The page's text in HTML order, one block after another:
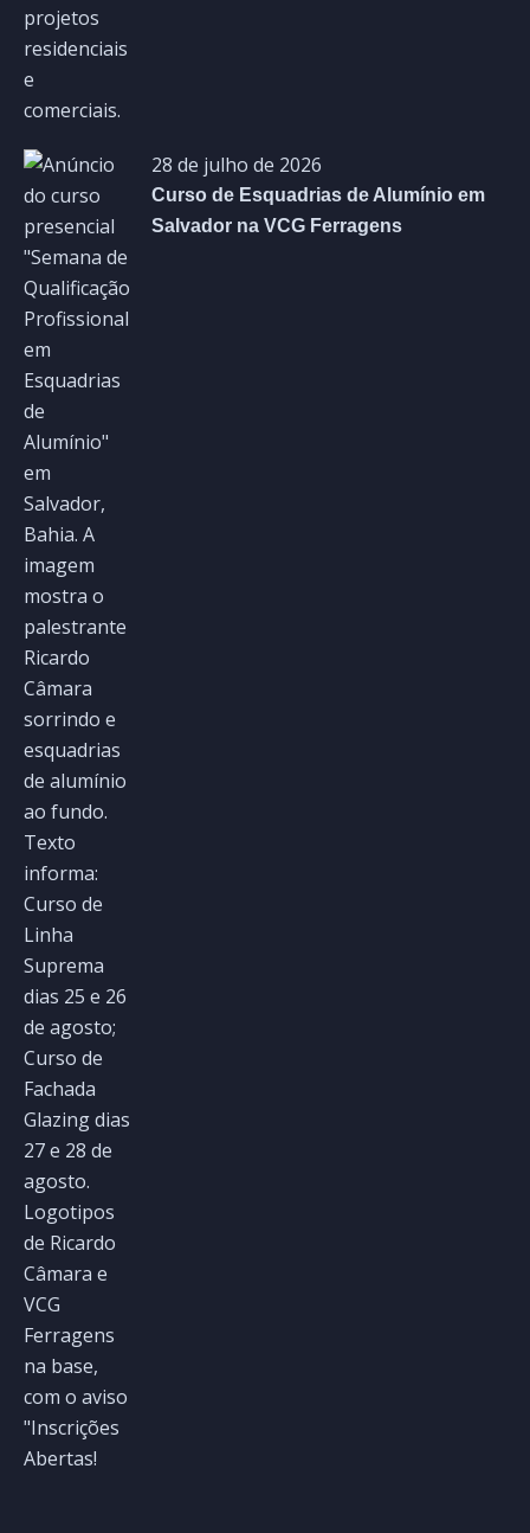
28 de julho de 2026
Curso de Esquadrias de Alumínio em
Salvador na VCG Ferragens